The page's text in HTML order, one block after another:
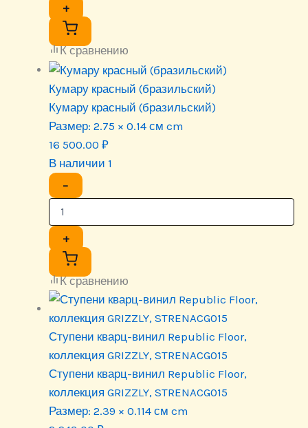
+
К сравнению
Кумару красный (бразильский)
Кумару красный (бразильский)
Размер: 2.75 × 0.14 см cm
16 500.00 ₽
В наличии 1
−
+
К сравнению
Ступени кварц-винил Republic Floor,
коллекция GRIZZLY, STRENACG015
Ступени кварц-винил Republic Floor,
коллекция GRIZZLY, STRENACG015
Размер: 2.39 × 0.114 см cm